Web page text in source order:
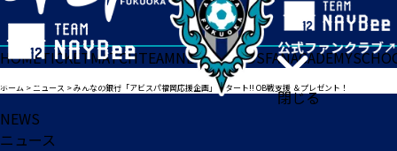
閉じる
HOMETICKETMATCHTEAMNEWSGOODSFANACADEMY
ホーム >ニュース >みんなの銀行「アビスパ福岡応援企画」スタート!! OB戦支援 ＆プレゼント！
NEWS
ニュース